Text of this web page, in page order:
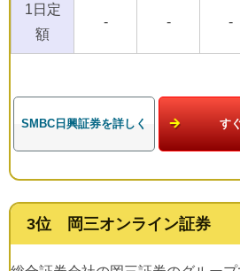
1日定
額
- - -
SMBC日興証券を詳しく す
3位 岡三オンライン証券